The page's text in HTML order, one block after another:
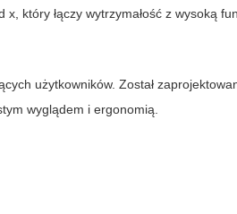
x , który łączy wytrzymałość z wysoką
użytkowników. Został
wyglądem i ergonomią.